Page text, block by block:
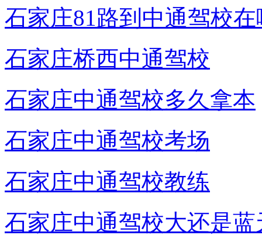
石家庄81路到中通驾校
石家庄桥西中通驾校
石家庄中通驾校多久拿本
石家庄中通驾校考场
石家庄中通驾校教练
石家庄中通驾校大还是